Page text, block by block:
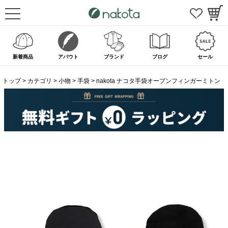
新着商品 アバウト ブランド ブログ セール
トップ カテゴリ 小物 手袋 nakota ナコタ手袋オープンフィンガーミトン